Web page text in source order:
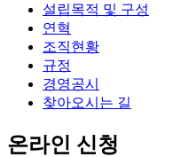
설립목적 및 구성
연혁
조직현황
규정
경영공시
찾아오시는 길
온라인 신청